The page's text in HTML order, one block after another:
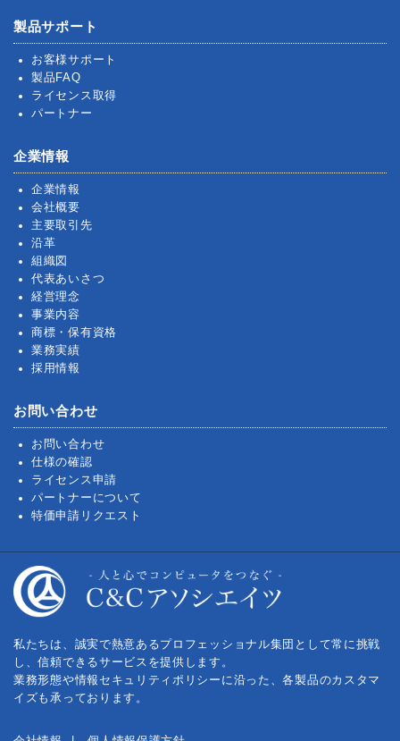
製品サポート
お客様サポート
製品FAQ
ライセンス取得
パートナー
企業情報
企業情報
会社概要
主要取引先
沿革
組織図
代表あいさつ
経営理念
事業内容
商標・保有資格
業務実績
採用情報
お問い合わせ
お問い合わせ
仕様の確認
ライセンス申請
パートナーについて
特価申請リクエスト
私たちは、誠実で熱意あるプロフェッショナル集団として常に挑戦
し、信頼できるサービスを提供します。
業務形態や情報セキュリティポリシーに沿った、各製品のカスタマ
イズも承っております。